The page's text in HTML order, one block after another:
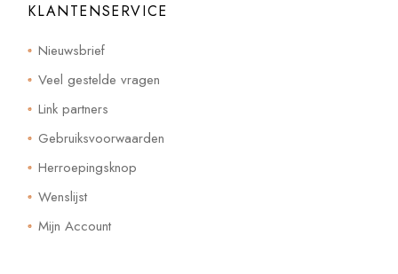
KLANTENSERVICE
Nieuwsbrief
Veel gestelde vragen
Link partners
Gebruiksvoorwaarden
Herroepingsknop
Wenslijst
Mijn Account